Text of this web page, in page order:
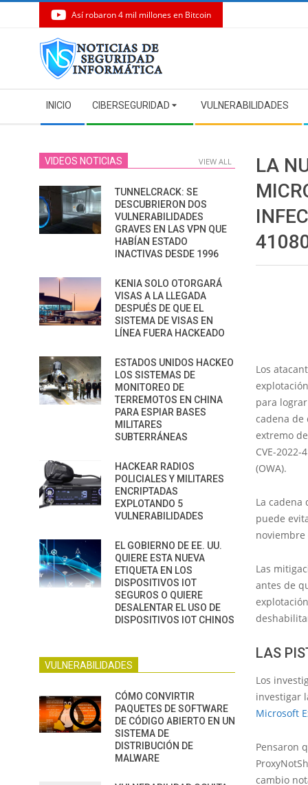
Así robaron 4 mil millones en Bitcoin
Navigation
Menu
INICIO CIBERSEGURIDAD VULNERABILIDADES
LA
Los
para
cadena de
extremo
CVE-2022-
(OWA).
La cadena
puede
noviembre
Las
antes de
explotación
LAS
Los
investigar
Microsoft
Pensaron
cambio
VIDEOS NOTICIAS VIEW ALL
TUNNELCRACK: SE
DESCUBRIERON DOS
VULNERABILIDADES
GRAVES EN LAS VPN QUE
HABÍAN ESTADO
INACTIVAS DESDE 1996
KENIA SOLO OTORGARÁ
VISAS A LA LLEGADA
DESPUÉS DE QUE EL
SISTEMA DE VISAS EN
LÍNEA FUERA HACKEADO
ESTADOS UNIDOS HACKEO
LOS SISTEMAS DE
MONITOREO DE
TERREMOTOS EN CHINA
PARA ESPIAR BASES
MILITARES
SUBTERRÁNEAS
HACKEAR RADIOS
POLICIALES Y MILITARES
ENCRIPTADAS
EXPLOTANDO 5
VULNERABILIDADES
EL GOBIERNO DE EE. UU.
QUIERE ESTA NUEVA
ETIQUETA EN LOS
DISPOSITIVOS IOT
SEGUROS O QUIERE
DESALENTAR EL USO DE
DISPOSITIVOS IOT CHINOS
VULNERABILIDADES
CÓMO CONVIRTIR
PAQUETES DE SOFTWARE
DE CÓDIGO ABIERTO EN UN
SISTEMA DE
DISTRIBUCIÓN DE
MALWARE